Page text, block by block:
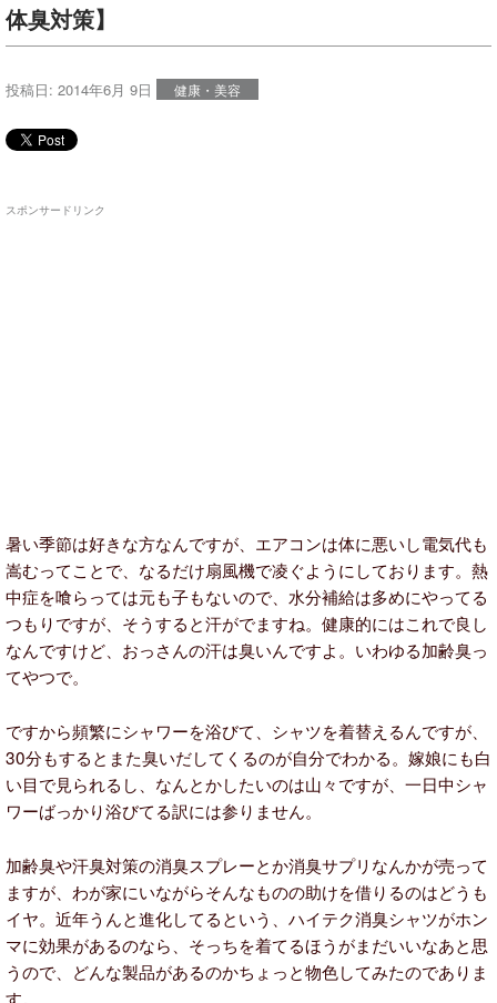
体臭対策】
投稿日: 2014年6月 9日 健康・美容
スポンサードリンク
暑い季節は好きな方なんですが、エアコンは体に悪いし電気代も
嵩むってことで、なるだけ扇風機で凌ぐようにしております。熱
中症を喰らっては元も子もないので、水分補給は多めにやってる
つもりですが、そうすると汗がでますね。健康的にはこれで良し
なんですけど、おっさんの汗は臭いんですよ。いわゆる加齢臭っ
てやつで。
ですから頻繁にシャワーを浴びて、シャツを着替えるんですが、
30分もするとまた臭いだしてくるのが自分でわかる。嫁娘にも白
い目で見られるし、なんとかしたいのは山々ですが、一日中シャ
ワーばっかり浴びてる訳には参りません。
加齢臭や汗臭対策の消臭スプレーとか消臭サプリなんかが売って
ますが、わが家にいながらそんなものの助けを借りるのはどうも
イヤ。近年うんと進化してるという、ハイテク消臭シャツがホン
マに効果があるのなら、そっちを着てるほうがまだいいなあと思
うので、どんな製品があるのかちょっと物色してみたのでありま
す。